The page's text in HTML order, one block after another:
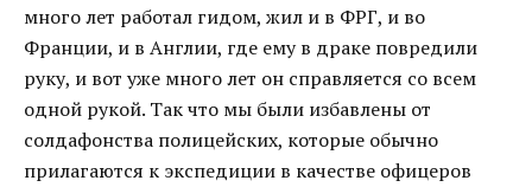
много лет работал гидом, жил и в ФРГ, и во
Франции, и в Англии, где ему в драке повредили
руку, и вот уже много лет он справляется со всем
одной рукой. Так что мы были избавлены от
солдафонства полицейских, которые обычно
прилагаются к экспедиции в качестве офицеров